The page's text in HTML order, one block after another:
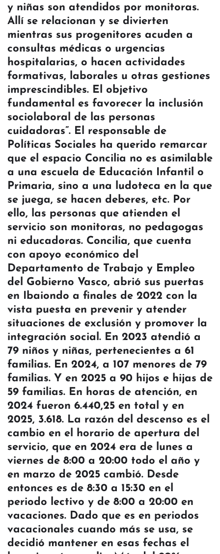
y niñas son atendidos por monitoras.
Allí se relacionan y se divierten
mientras sus progenitores acuden a
consultas médicas o urgencias
hospitalarias, o hacen actividades
formativas, laborales u otras gestiones
imprescindibles. El objetivo
fundamental es favorecer la inclusión
sociolaboral de las personas
cuidadoras”. El responsable de
Políticas Sociales ha querido remarcar
que el espacio Concilia no es asimilable
a una escuela de Educación Infantil o
Primaria, sino a una ludoteca en la que
se juega, se hacen deberes, etc. Por
ello, las personas que atienden el
servicio son monitoras, no pedagogas
ni educadoras. Concilia, que cuenta
con apoyo económico del
Departamento de Trabajo y Empleo
del Gobierno Vasco, abrió sus puertas
en Ibaiondo a finales de 2022 con la
vista puesta en prevenir y atender
situaciones de exclusión y promover la
integración social. En 2023 atendió a
79 niños y niñas, pertenecientes a 61
familias. En 2024, a 107 menores de 79
familias. Y en 2025 a 90 hijos e hijas de
59 familias. En horas de atención, en
2024 fueron 6.440,25 en total y en
2025, 3.618. La razón del descenso es el
cambio en el horario de apertura del
servicio, que en 2024 era de lunes a
viernes de 8:00 a 20:00 todo el año y
en marzo de 2025 cambió. Desde
entonces es de 8:30 a 15:30 en el
periodo lectivo y de 8:00 a 20:00 en
vacaciones. Dado que es en periodos
vacacionales cuando más se usa, se
decidió mantener en esas fechas el